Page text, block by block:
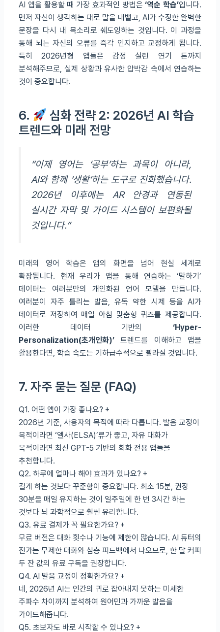
AI 앱을 활용할 때 가장 효과적인 방법은‘역순 학습’입니다.
먼저 자신이 생각하는 대로 말을 내뱉고, AI가 수정한 완벽한
문장을 다시 내 목소리로 쉐도잉하는 것입니다. 이 과정을
통해 뇌는 자신의 오류를 즉각 인지하고 교정하게 됩니다.
특히 2026년형 앱들은 감정 실린 연기 톤까지
분석해주므로, 실제 상황과 유사한 압박감 속에서 연습하는
것이 중요합니다.
6.
심화 전략 2: 2026년 AI 학습
트렌드와 미래 전망
“이제 영어는 ‘공부’하는 과목이 아니라,
AI와 함께 ‘생활’하는 도구로 진화했습니다.
2026년 이후에는 AR 안경과 연동된
실시간 자막 및 가이드 시스템이 보편화될
것입니다.”
미래의 영어 학습은 앱의 화면을 넘어 현실 세계로
확장됩니다. 현재 우리가 앱을 통해 연습하는 ‘말하기’
데이터는 여러분만의 개인화된 언어 모델을 만듭니다.
여러분이 자주 틀리는 발음, 유독 약한 시제 등을 AI가
데이터로 저장하여 매일 아침 맞춤형 퀴즈를 제공합니다.
이러한 데이터 기반의 ‘Hyper-
Personalization(초개인화)’ 트렌드를 이해하고 앱을
활용한다면, 학습 속도는 기하급수적으로 빨라질 것입니다.
7. 자주 묻는 질문 (FAQ)
Q1. 어떤 앱이 가장 좋나요? +
2026년 기준, 사용자의 목적에 따라 다릅니다. 발음 교정이
목적이라면 ‘엘사(ELSA)’류가 좋고, 자유 대화가
목적이라면 최신 GPT-5 기반의 회화 전용 앱들을
추천합니다.
Q2. 하루에 얼마나 해야 효과가 있나요? +
길게 하는 것보다 꾸준함이 중요합니다. 최소 15분, 권장
30분을 매일 유지하는 것이 일주일에 한 번 3시간 하는
것보다 뇌 과학적으로 훨씬 유리합니다.
Q3. 유료 결제가 꼭 필요한가요? +
무료 버전은 대화 횟수나 기능에 제한이 많습니다. AI 튜터의
진가는 무제한 대화와 심층 피드백에서 나오므로, 한 달 커피
두 잔 값의 유료 구독을 권장합니다.
Q4. AI 발음 교정이 정확한가요? +
네, 2026년 AI는 인간의 귀로 잡아내지 못하는 미세한
주파수 차이까지 분석하여 원어민과 가까운 발음을
가이드해줍니다.
Q5. 초보자도 바로 시작할 수 있나요? +